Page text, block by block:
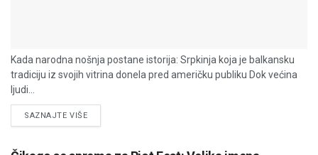
Kada narodna nošnja postane istorija: Srpkinja koja je balkansku
tradiciju iz svojih vitrina donela pred američku publiku Dok većina
ljudi...
SAZNAJTE VIŠEDETAILS